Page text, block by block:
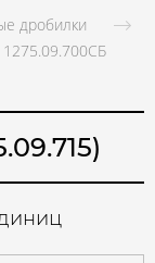
дробилки